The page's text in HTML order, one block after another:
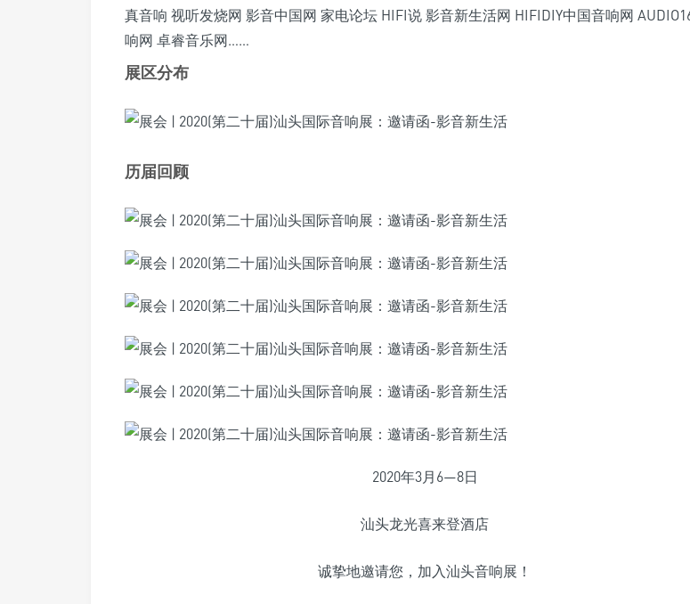
真音响 视听发烧网 影音中国网 家电论坛 HIFI说 影音新生活网 HIFIDIY中国音响网
响网 卓睿音乐网……
展区分布
历届回顾
2020年3月6—8日
汕头龙光喜来登酒店
诚挚地邀请您，加入汕头音响展！